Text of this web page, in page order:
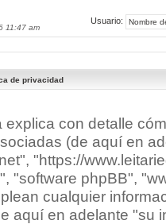
11:47 am
Usuario:
de privacidad
explica con detalle
(de aquí en
"https://
"software phpBB",
cualquier
aquí en adelante "su